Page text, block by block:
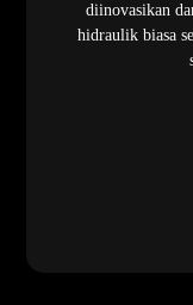
diinovasikan
hidraulik biasa